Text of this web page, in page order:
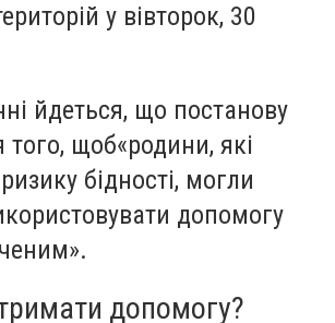
у вівторок, 30
йдеться, що постанову
того, щоб«родини, які
бідності, могли
допомогу
допомогу?